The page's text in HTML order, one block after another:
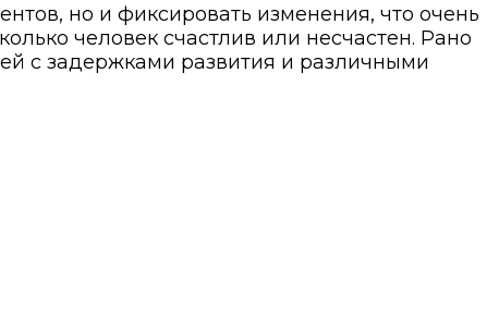
но и фиксировать изменения, что очень
человек счастлив или несчастен. Рано
с задержками развития и различными